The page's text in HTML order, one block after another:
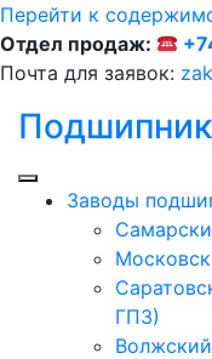
Перейти к
Отдел продаж:
Почта для заявок:
Заводы
ГПЗ)